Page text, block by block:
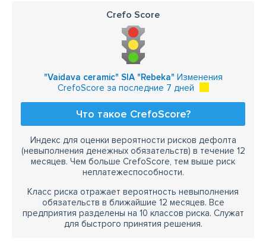
Crefo Score
"Vaidava ceramic" SIA "Rebeka" Изменения
CrefoScore за последние 7 дней
Что такое CrefoScore?
Индекс для оценки вероятности рисков дефолта
(невыполнения денежных обязательств) в течение 12
месяцев. Чем больше CrefoScore, тем выше риск
неплатежеспособности.
Класс риска отражает вероятность невыполнения
обязательств в ближайшие 12 месяцев. Все
предприятия разделены на 10 классов риска. Служат
для быстрого принятия решения.